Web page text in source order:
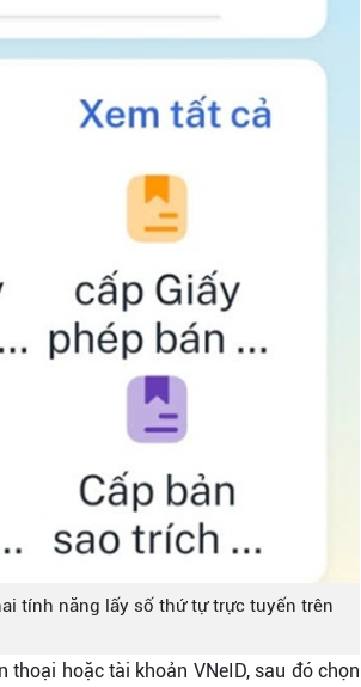
tính năng lấy số thứ tự trực tuyến trên
hoặc tài khoản VNeID, sau đó chọn